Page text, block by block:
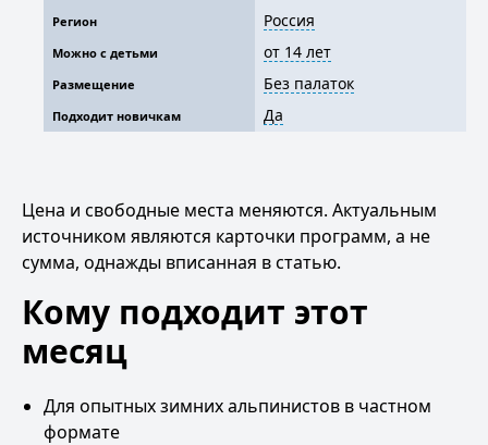
Регион Россия
Можно с детьми от 14 лет
Размещение Без палаток
Подходит новичкам Да
Цена и свободные места меняются. Актуальным
источником являются карточки программ, а не
сумма, однажды вписанная в статью.
Кому подходит этот
месяц
Для опытных зимних альпинистов в частном
формате